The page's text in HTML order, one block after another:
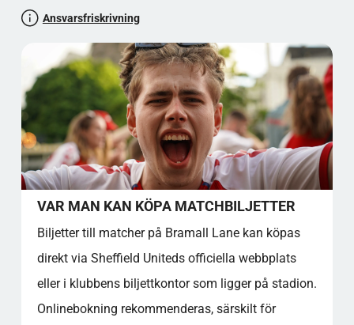
museum, som alla bidrar till en rik besöksupplevelse.
Bramall Lane förblir en symbol för Sheffields idrottsliga
stolthet och samhällsanda.
Ansvarsfriskrivning
VAR MAN KAN KÖPA MATCHBILJETTER
Biljetter till matcher på Bramall Lane kan köpas
direkt via Sheffield Uniteds officiella webbplats
eller i klubbens biljettkontor som ligger på stadion.
Onlinebokning rekommenderas, särskilt för
KULTURELL BETYDELSE OCH
SAMHÄLLSPÅVERKAN
FAKTA AVSNITT
STADIUMINSIGHT BETYG: 4,5 STJÄRNOR
BRA ATT VETA
KÄLLHÄNVISNINGAR
Officiell plats för stadion
Bramall Lane, Sheffield, South Yorkshire, S2 4SU,
Storbritannien
Låt oss testa dina allmänna kunskaper!
Bladkultur
Atmosfär, traditioner och lokal stolthet
Stadium Club Sång och ramsor
Ikonisk sång: "Röd och vit armé"